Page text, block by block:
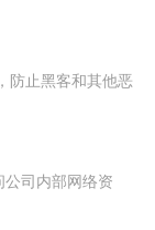
防止黑客和其他恶
司内部网络资